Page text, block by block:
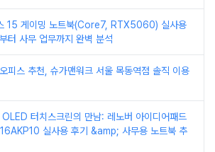
15 게이밍 노트북(Core7, RTX5060) 실사용
터 사무 업무까지 완벽 분석
피스 추천, 슈가맨워크 서울 목동역점 솔직 이용
터치스크린의 만남: 레노버 아이디어패드
실사용 후기 &amp; 사무용 노트북 추